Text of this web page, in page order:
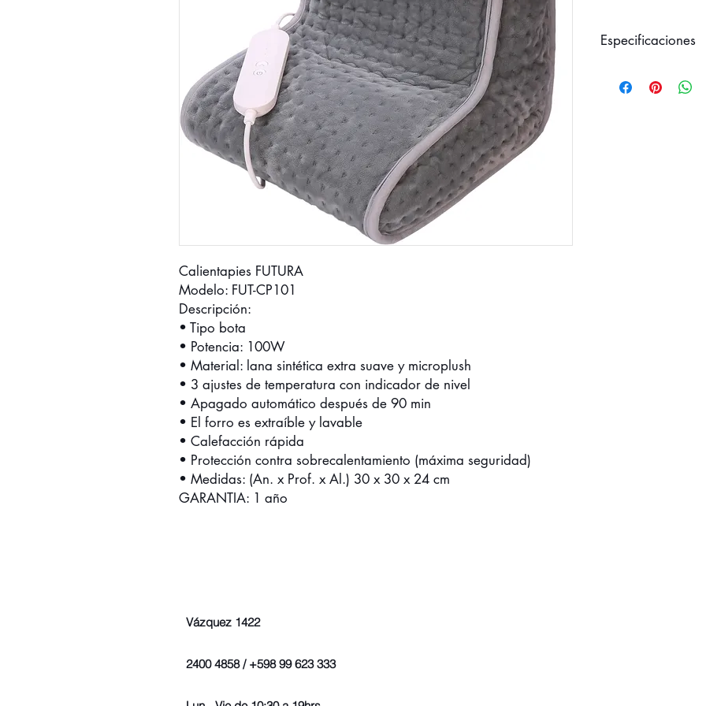
Calientapies FUTURA
Modelo: FUT-CP101
Descripción:
• Tipo bota
• Potencia: 100W
• Material: lana sintética extra suave y microplush
• 3 ajustes de temperatura con indicador de nivel
• Apagado automático después de 90 min
• El forro es extraíble y lavable
• Calefacción rápida
• Protección contra sobrecalentamiento (máxima seguridad)
• Medidas: (An. x Prof. x Al.) 30 x 30 x 24 cm
GARANTIA: 1 año
Especificaciones
- Medidas:
Vázquez 1422
2400 4858 / +598 99 623 333